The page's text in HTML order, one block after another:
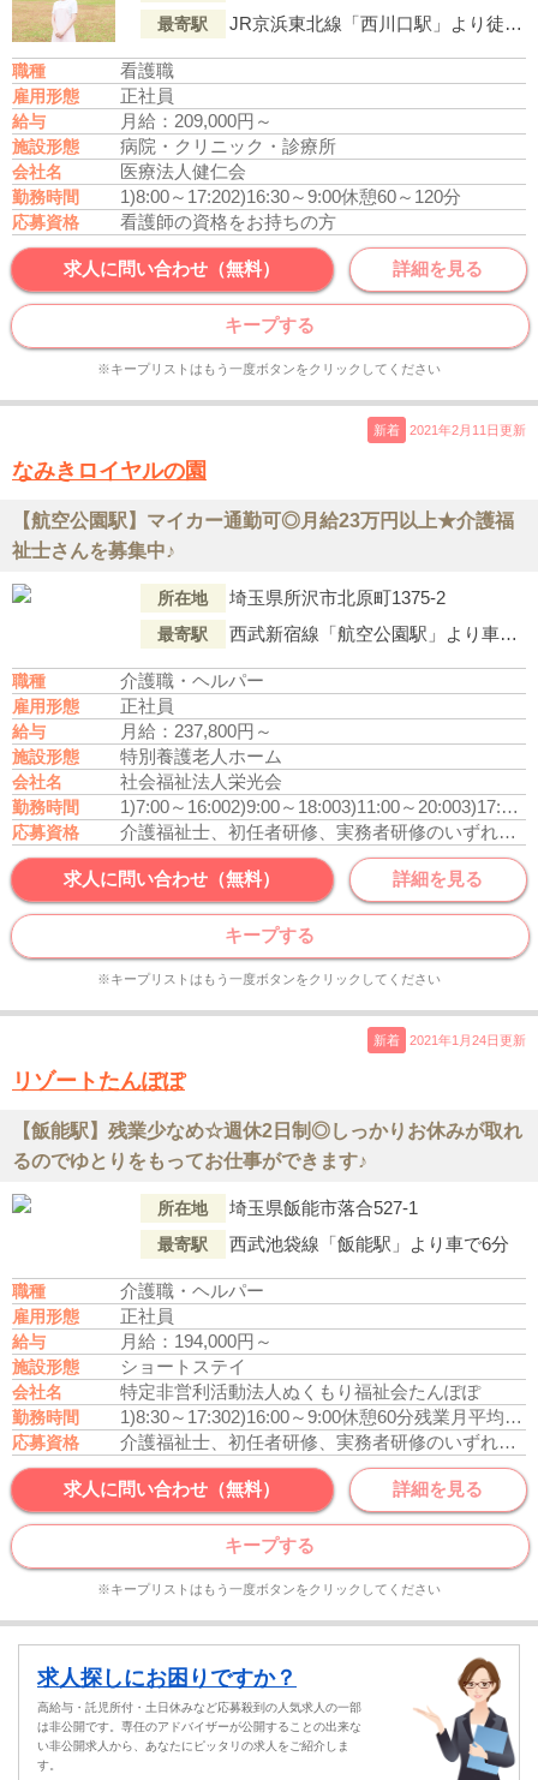
最寄駅 JR京浜東北線「西川口駅」より徒歩15分
職種 看護職
雇用形態 正社員
給与 月給：209,000円～
施設形態 病院・クリニック・診療所
会社名 医療法人健仁会
勤務時間 1)8:00～17:202)16:30～9:00休憩60～120分
応募資格 看護師の資格をお持ちの方
求人に問い合わせ（無料） 詳細を見る
キープする
※キープリストはもう一度ボタンをクリックしてください
新着 2021年2月11日更新
なみきロイヤルの園
【航空公園駅】マイカー通勤可◎月給23万円以上★介護福
祉士さんを募集中♪
所在地 埼玉県所沢市北原町1375-2
最寄駅 西武新宿線「航空公園駅」より車で6分
職種 介護職・ヘルパー
雇用形態 正社員
給与 月給：237,800円～
施設形態 特別養護老人ホーム
会社名 社会福祉法人栄光会
勤務時間 1)7:00～16:002)9:00～18:003)11:00～20:003)17:00～9:30
応募資格 介護福祉士、初任者研修、実務者研修のいずれかの資格をお持ちの方
求人に問い合わせ（無料） 詳細を見る
キープする
※キープリストはもう一度ボタンをクリックしてください
新着 2021年1月24日更新
リゾートたんぽぽ
【飯能駅】残業少なめ☆週休2日制◎しっかりお休みが取れ
るのでゆとりをもってお仕事ができます♪
所在地 埼玉県飯能市落合527-1
最寄駅 西武池袋線「飯能駅」より車で6分
職種 介護職・ヘルパー
雇用形態 正社員
給与 月給：194,000円～
施設形態 ショートステイ
会社名 特定非営利活動法人ぬくもり福祉会たんぽぽ
勤務時間 1)8:30～17:302)16:00～9:00休憩60分残業月平均3時間
応募資格 介護福祉士、初任者研修、実務者研修のいずれかの資格をお持ちの方
求人に問い合わせ（無料） 詳細を見る
キープする
※キープリストはもう一度ボタンをクリックしてください
求人探しにお困りですか？
高給与・託児所付・土日休みなど応募殺到の人気求人の一部
は非公開です。専任のアドバイザーが公開することの出来な
い非公開求人から、あなたにピッタリの求人をご紹介しま
す。